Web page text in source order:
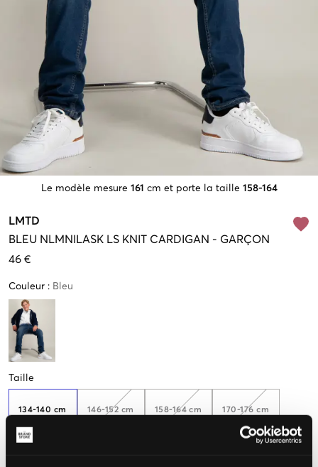
Le modèle mesure 161 cm et porte la taille 158-164
LMTD
BLEU NLMNILASK LS KNIT CARDIGAN - GARÇON
46 €
Couleur : Bleu
Taille
134-140 cm
Seulement
146-152 cm 158-164 cm 170-176 cm